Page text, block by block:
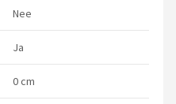
Nee
Ja
0 cm